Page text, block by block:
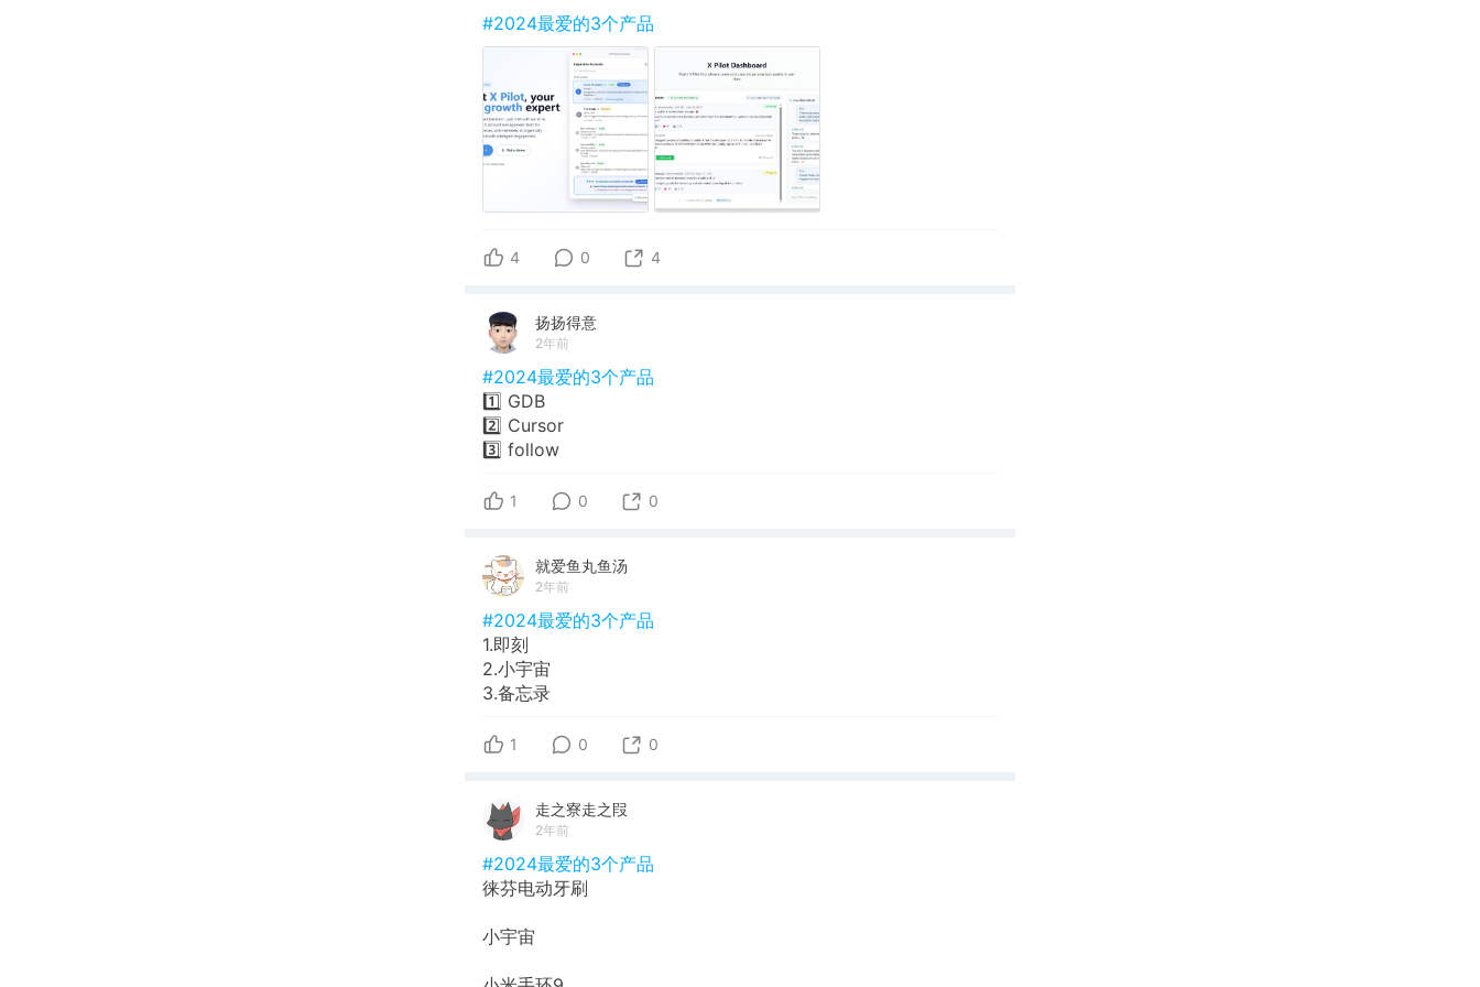
#2024最爱的3个产品
4 0 4
扬扬得意
2年前
#2024最爱的3个产品
1️⃣ GDB
2️⃣ Cursor
3️⃣ follow
1 0 0
就爱鱼丸鱼汤
2年前
#2024最爱的3个产品
1.即刻
2.小宇宙
3.备忘录
1 0 0
走之寮走之叚
2年前
#2024最爱的3个产品
徕芬电动牙刷
小宇宙